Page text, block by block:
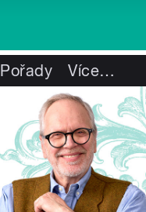
Pořady Více…